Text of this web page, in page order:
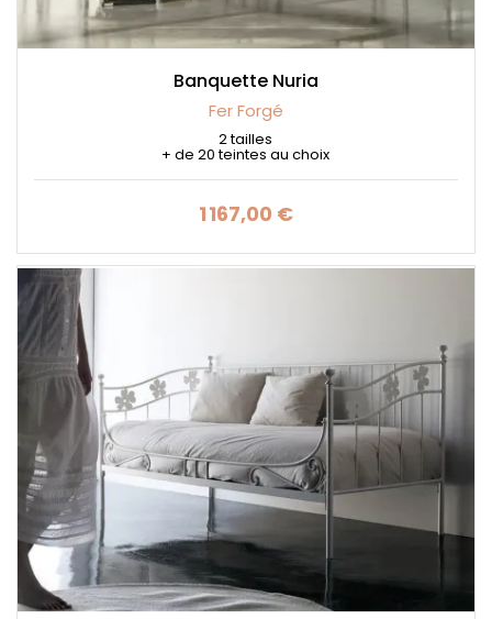
Banquette Nuria
Fer Forgé
2 tailles
+ de 20 teintes au choix
Prix
1 167,00 €